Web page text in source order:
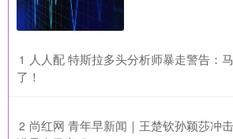
1 人人配 特斯拉多头分析师暴走警告：
了！
2 尚红网 青年早新闻｜王楚钦孙颖莎冲